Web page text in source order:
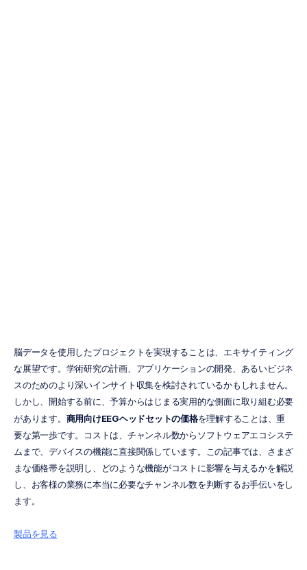
脳データを使用したプロジェクトを実現することは、エキサイティング
な展望です。学術研究の計画、アプリケーションの開発、あるいビジネ
スのためのより深いインサイト収集を検討されているかもしれません。
しかし、開始する前に、予算からはじまる実用的な側面に取り組む必要
があります。 商用向けEEGヘッドセットの価格を理解することは、重
要な第一歩です。コストは、チャンネル数からソフトウェアエコシステ
ムまで、デバイスの機能に直接関係しています。この記事では、さまざ
まな価格帯を説明し、どのような機能がコストに影響を与えるかを解説
し、お客様の業務に本当に必要なチャンネル数を判断するお手伝いをし
ます。
製品を見る